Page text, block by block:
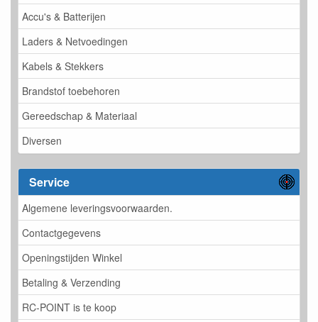
Accu's & Batterijen
Laders & Netvoedingen
Kabels & Stekkers
Brandstof toebehoren
Gereedschap & Materiaal
Diversen
Service
Algemene leveringsvoorwaarden.
Contactgegevens
Openingstijden Winkel
Betaling & Verzending
RC-POINT is te koop